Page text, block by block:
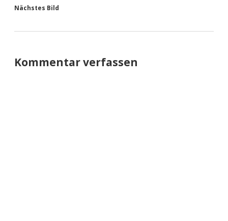
Nächstes Bild
Kommentar verfassen